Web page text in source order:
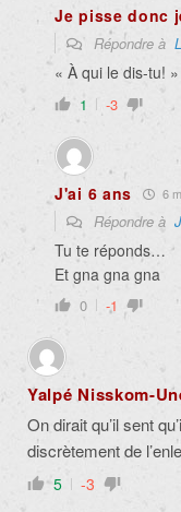
Je pisse donc
Répondre à
« À qui le dis-tu!
1 -3
J'ai 6 ans 6
Répondre à
Tu te réponds…
Et gna gna gna
0 -1
Yalpé Nisskom-
On dirait qu’il sent
discrètement de
5 -3